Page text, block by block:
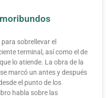
sobrellevar el
terminal, así como el de
lo atiende. La obra de la
marcó un antes y después
el punto de los
habla sobre las